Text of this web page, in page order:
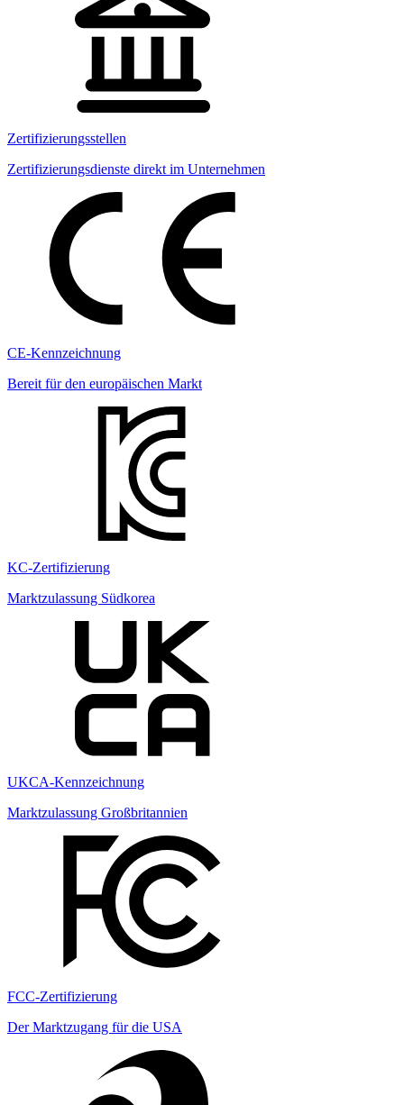
Zertifizierungsstellen
Zertifizierungsdienste direkt im Unternehmen
CE-Kennzeichnung
Bereit für den europäischen Markt
KC-Zertifizierung
Marktzulassung Südkorea
UKCA-Kennzeichnung
Marktzulassung Großbritannien
FCC-Zertifizierung
Der Marktzugang für die USA